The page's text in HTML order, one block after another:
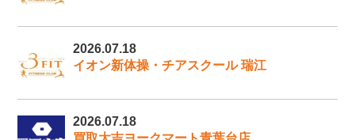
2026.07.18
イオン新体操・チアスクール 瑞江
2026.07.18